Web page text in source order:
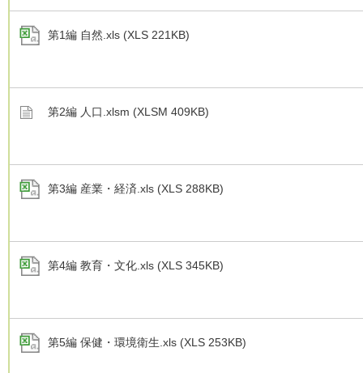
第1編 自然.xls (XLS 221KB)
第2編 人口.xlsm (XLSM 409KB)
第3編 産業・経済.xls (XLS 288KB)
第4編 教育・文化.xls (XLS 345KB)
第5編 保健・環境衛生.xls (XLS 253KB)